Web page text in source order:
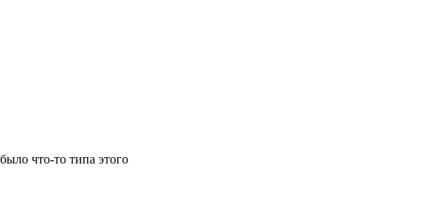
что-то типа этого